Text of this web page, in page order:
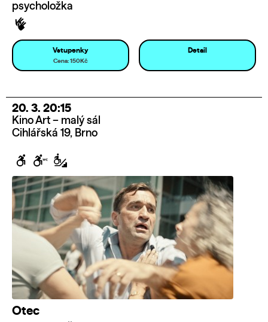
psycholožka
Vstupenky
Cena: 150Kč
Detail
20. 3. 20:15
Kino Art – malý sál
Cihlářská 19, Brno
Otec